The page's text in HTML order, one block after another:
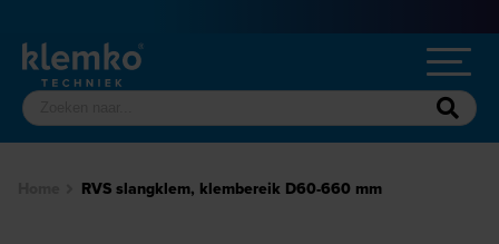
RVS slangklem, klembereik D60-660 mm